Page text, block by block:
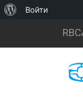
Войти